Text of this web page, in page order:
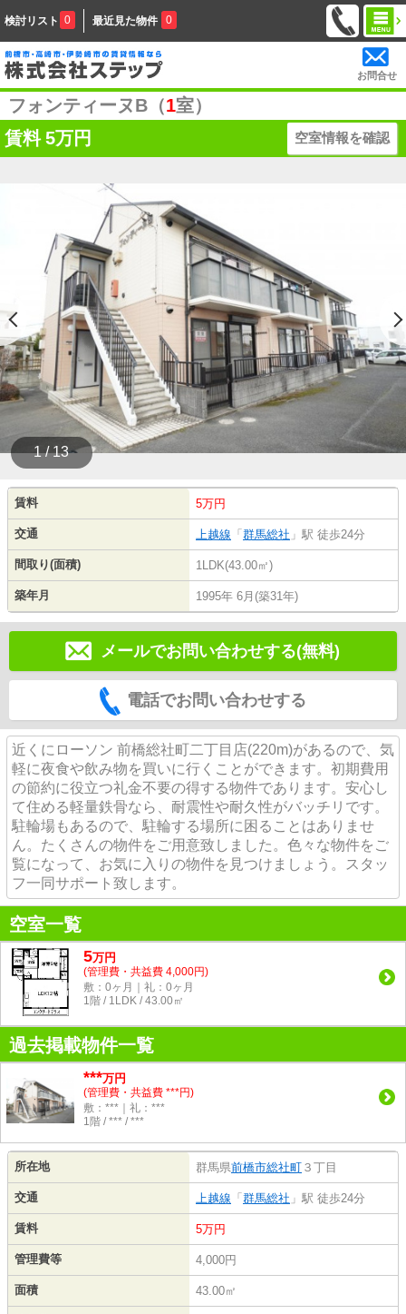
検討リスト 0 最近見た物件 0
お問合せ
フォンティーヌB（1室）
賃料 5万円 空室情報を確認
1 / 13
賃料 5万円
交通 上越線 「 群馬総社 」駅 徒歩24分
間取り(面積) 1LDK(43.00㎡)
築年月 1995年 6月(築31年)
メールでお問い合わせする(無料)
電話でお問い合わせする
近くにローソン 前橋総社町二丁目店(220m)があるので、気
軽に夜食や飲み物を買いに行くことができます。初期費用
の節約に役立つ礼金不要の得する物件であります。安心し
て住める軽量鉄骨なら、耐震性や耐久性がバッチリです。
駐輪場もあるので、駐輪する場所に困ることはありませ
ん。たくさんの物件をご用意致しました。色々な物件をご
覧になって、お気に入りの物件を見つけましょう。スタッ
フ一同サポート致します。
空室一覧
5万円
(管理費・共益費 4,000円)
敷：0ヶ月｜礼：0ヶ月
1階 / 1LDK / 43.00㎡
過去掲載物件一覧
***万円
(管理費・共益費 ***円)
敷：***｜礼：***
1階 / *** / ***
所在地 群馬県前橋市総社町 ３丁目
交通 上越線 「 群馬総社 」駅 徒歩24分
賃料 5万円
管理費等 4,000円
面積 43.00㎡